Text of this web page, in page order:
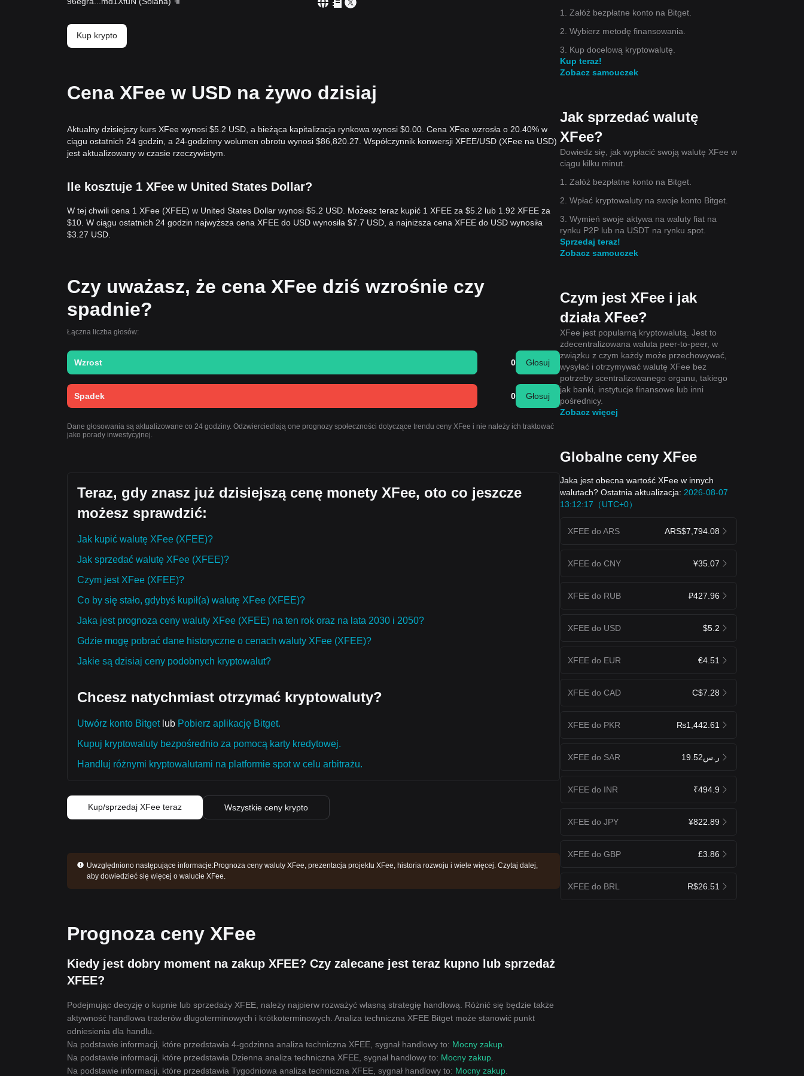
Kup krypto
Cena XFee w USD na żywo dzisiaj
Aktualny dzisiejszy kurs XFee wynosi $5.2 USD, a bieżąca kapitalizacja rynkowa wynosi $0.00. Cena XFee wzrosła o 20.40% w
ciągu ostatnich 24 godzin, a 24-godzinny wolumen obrotu wynosi $86,820.27. Współczynnik konwersji XFEE/USD (XFee na USD)
jest aktualizowany w czasie rzeczywistym.
Ile kosztuje 1 XFee w United States Dollar?
W tej chwili cena 1 XFee (XFEE) w United States Dollar wynosi $5.2 USD. Możesz teraz kupić 1 XFEE za $5.2 lub 1.92 XFEE za
$10. W ciągu ostatnich 24 godzin najwyższa cena XFEE do USD wynosiła $7.7 USD, a najniższa cena XFEE do USD wynosiła
$3.27 USD.
Czy uważasz, że cena XFee dziś wzrośnie czy
spadnie?
Łączna liczba głosów:
Wzrost 0 Głosuj
Spadek 0 Głosuj
Dane głosowania są aktualizowane co 24 godziny. Odzwierciedlają one prognozy społeczności dotyczące trendu ceny XFee i nie należy ich traktować
jako porady inwestycyjnej.
Teraz, gdy znasz już dzisiejszą cenę monety XFee, oto co jeszcze
możesz sprawdzić:
Jak kupić walutę XFee (XFEE)?
Jak sprzedać walutę XFee (XFEE)?
Czym jest XFee (XFEE)?
Co by się stało, gdybyś kupił(a) walutę XFee (XFEE)?
Jaka jest prognoza ceny waluty XFee (XFEE) na ten rok oraz na lata 2030 i 2050?
Gdzie mogę pobrać dane historyczne o cenach waluty XFee (XFEE)?
Jakie są dzisiaj ceny podobnych kryptowalut?
Chcesz natychmiast otrzymać kryptowaluty?
Utwórz konto Bitgetlub Pobierz aplikację Bitget.
Kupuj kryptowaluty bezpośrednio za pomocą karty kredytowej.
Handluj różnymi kryptowalutami na platformie spot w celu arbitrażu.
Kup/sprzedaj XFee teraz Wszystkie ceny krypto
Uwzględniono następujące informacje:Prognoza ceny waluty XFee, prezentacja projektu XFee, historia rozwoju i wiele więcej. Czytaj dalej,
aby dowiedzieć się więcej o walucie XFee.
Prognoza ceny XFee
Kiedy jest dobry moment na zakup XFEE? Czy zalecane jest teraz kupno lub sprzedaż
XFEE?
Podejmując decyzję o kupnie lub sprzedaży XFEE, należy najpierw rozważyć własną strategię handlową. Różnić się będzie także
aktywność handlowa traderów długoterminowych i krótkoterminowych. Analiza techniczna XFEE Bitget może stanowić punkt
odniesienia dla handlu.
Na podstawie informacji, które przedstawia 4-godzinna analiza techniczna XFEE, sygnał handlowy to: Mocny zakup
Na podstawie informacji, które przedstawia Dzienna analiza techniczna XFEE, sygnał handlowy to: Mocny zakup
Na podstawie informacji, które przedstawia Tygodniowa analiza techniczna XFEE, sygnał handlowy to: Mocny zakup
1. Załóż bezpłatne konto na Bitget.
2. Wybierz metodę finansowania.
3. Kup docelową kryptowalutę.
Kup teraz!
Zobacz samouczek
Jak sprzedać walutę
XFee?
Dowiedz się, jak wypłacić swoją walutę XFee w
ciągu kilku minut.
1. Załóż bezpłatne konto na Bitget.
2. Wpłać kryptowaluty na swoje konto Bitget.
3. Wymień swoje aktywa na waluty fiat na
rynku P2P lub na USDT na rynku spot.
Sprzedaj teraz!
Zobacz samouczek
Czym jest XFee i jak
działa XFee?
XFee jest popularną kryptowalutą. Jest to
zdecentralizowana waluta peer-to-peer, w
związku z czym każdy może przechowywać,
wysyłać i otrzymywać walutę XFee bez
potrzeby scentralizowanego organu, takiego
jak banki, instytucje finansowe lub inni
pośrednicy.
Zobacz więcej
Globalne ceny XFee
Jaka jest obecna wartość XFee w innych
walutach? Ostatnia aktualizacja: 2026-08-07
13:12:17（UTC+0）
XFEE do ARS ARS$7,794.08
XFEE do CNY ¥35.07
XFEE do RUB ₽427.96
XFEE do USD $5.2
XFEE do EUR €4.51
XFEE do CAD C$7.28
XFEE do PKR ₨1,442.61
XFEE do SAR ر.س19.52
XFEE do INR ₹494.9
XFEE do JPY ¥822.89
XFEE do GBP £3.86
XFEE do BRL R$26.51